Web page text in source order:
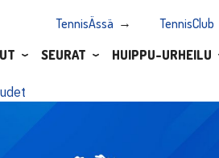
TennisÄssä TennisClub
SEURAT HUIPPU-URHEILU